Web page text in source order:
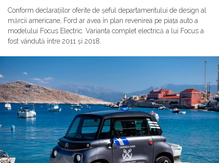
Conform declarațiilor oferite de șeful departamentului de design al
mărcii americane, Ford ar avea în plan revenirea pe piața auto a
modelului Focus Electric. Varianta complet electrică a lui Focus a
fost vândută între 2011 și 2018.